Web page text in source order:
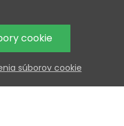
cookie
súborov cookie